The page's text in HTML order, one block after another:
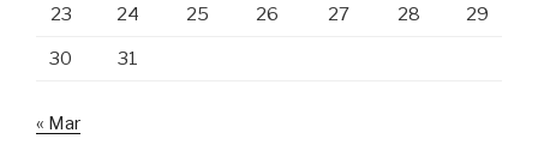
23 24 25 26 27 28 29
30 31
« Mar